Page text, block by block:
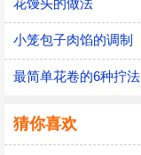
花馒头的做法
小笼包子肉馅的调制
最简单花卷的6种拧法
猜你喜欢